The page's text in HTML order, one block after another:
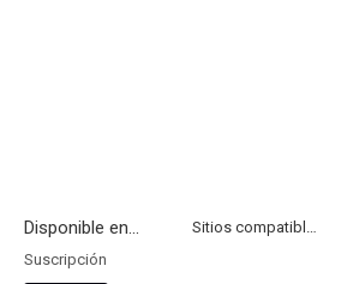
Disponible en...
Sitios compatibles
Suscripción